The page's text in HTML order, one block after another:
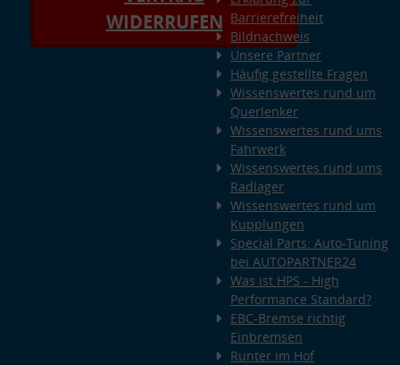
WIDERRUFEN Barrierefreiheit
Bildnachweis
Unsere Partner
Häufig gestellte Fragen
Wissenswertes rund um
Querlenker
Wissenswertes rund ums
Fahrwerk
Wissenswertes rund ums
Radlager
Wissenswertes rund um
Kupplungen
Special Parts: Auto-Tuning
bei AUTOPARTNER24
Was ist HPS - High
Performance Standard?
EBC-Bremse richtig
Einbremsen
Runter im Hof